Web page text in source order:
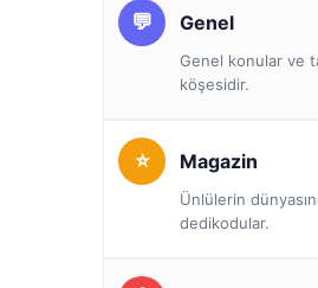
Genel
Genel konular ve
köşesidir.
Magazin
Ünlülerin
dedikodular.